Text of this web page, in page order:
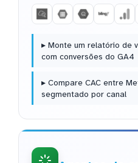
▸ Monte um relatório de
com conversões do GA4
▸ Compare CAC entre
segmentado por canal